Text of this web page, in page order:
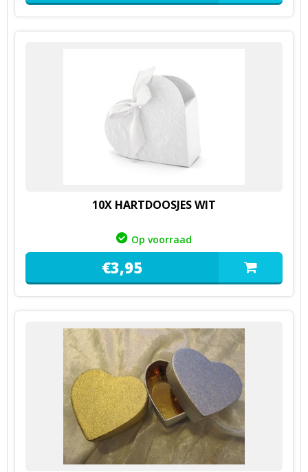
10X HARTDOOSJES WIT
Op voorraad
€3,95